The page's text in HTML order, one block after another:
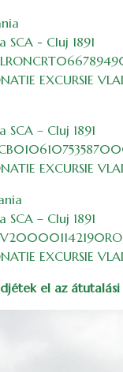
SCA - Cluj 1891
EXCURSIE
– Cluj 1891
EXCURSIE
– Cluj 1891
EXCURSIE
el az